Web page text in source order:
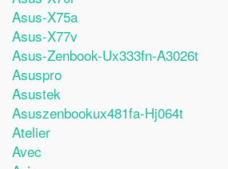
Asus-X75a
Asus-X77v
Asus-Zenbook-Ux333fn-A3026t
Asuspro
Asustek
Asuszenbookux481fa-Hj064t
Atelier
Avec